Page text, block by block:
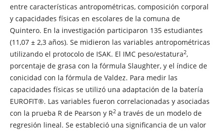
entre características antropométricas, composición corporal
y capacidades físicas en escolares de la comuna de
Quintero. En la investigación participaron 135 estudiantes
(11,07 ± 2,3 años). Se midieron las variables antropométricas
utilizando el protocolo de ISAK. El IMC peso/estatura2,
porcentaje de grasa con la fórmula Slaughter, y el índice de
conicidad con la fórmula de Valdez. Para medir las
capacidades físicas se utilizó una adaptación de la batería
EUROFIT®. Las variables fueron correlacionadas y asociadas
con la prueba R de Pearson y R2 a través de un modelo de
regresión lineal. Se estableció una significancia de un valor